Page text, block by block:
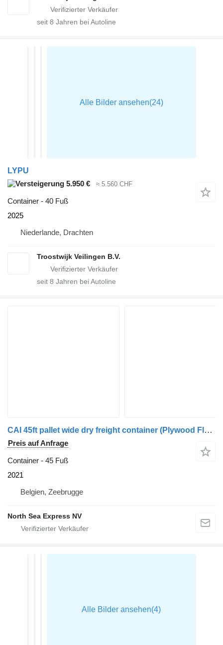
seit 8 Jahren bei Autoline
LYPU
5.950 €
≈ 5.560 CHF
Container - 40 Fuß
2025
Niederlande, Drachten
Troostwijk Veilingen B.V.
seit 8 Jahren bei Autoline
CAI 45ft pallet wide dry freight container (Plywood Floor)
Preis auf Anfrage
Container - 45 Fuß
2021
Belgien, Zeebrugge
North Sea Express NV